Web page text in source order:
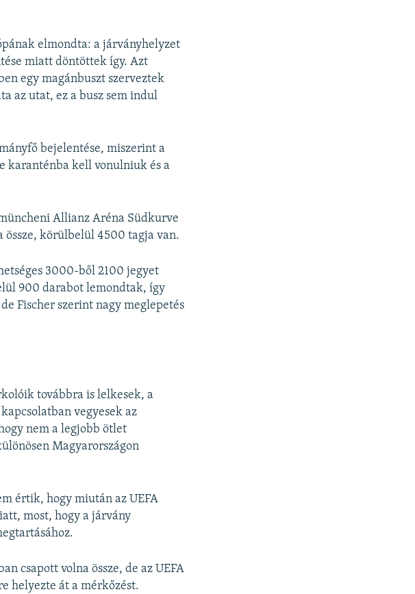
elmondta: a járványhelyzet
miatt döntöttek így. Azt
egy magánbuszt szerveztek
az utat, ez a busz sem indul
bejelentése, miszerint a
karanténba kell vonulniuk és a
Allianz Aréna Südkurve
körülbelül 4500 tagja van.
3000-ből 2100 jegyet
900 darabot lemondtak, így
Fischer szerint nagy meglepetés
továbbra is lelkesek, a
vegyesek az
nem a legjobb ötlet
Magyarországon
értik, hogy miután az UEFA
most, hogy a járvány
csapott volna össze, de az UEFA
helyezte át a mérkőzést.